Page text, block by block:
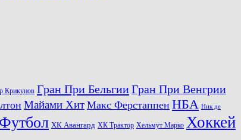
Крикунов Гран При БельгииГран При Венгрии
Майами Хит Макс Ферстаппен НБА Ник де
Футбол ХК Авангард ХК Трактор Хельмут Марко Хоккей